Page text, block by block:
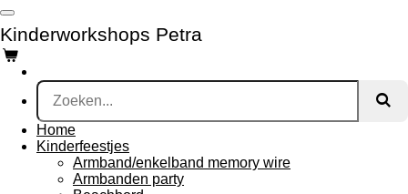
Ga
direct
naar
de
hoofdinhoud
Kinderworkshops Petra
Home
Kinderfeestjes
Armband/enkelband memory wire
Armbanden party